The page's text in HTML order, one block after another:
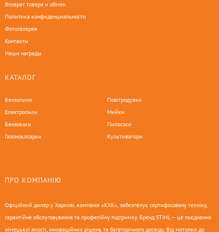
Возврат товара и обмен
Политика конфиденциальности
Фотогалерея
Контакты
Наши награды
КАТАЛОГ
Бензопили
Електропили
Бензокоси
Газонокосарки
Повітродувки
Мийки
Пилососи
Культиватори
ПРО КОМПАНІЮ
Офіційний дилер у Харкові, компанія «КХК», забезпечує сертифіковану техніку,
гарантійне обслуговування та професійну підтримку. Бренд STIHL — це поєднання
німецької якості, інноваційних рішень та багаторічного досвіду. Від мотопил до